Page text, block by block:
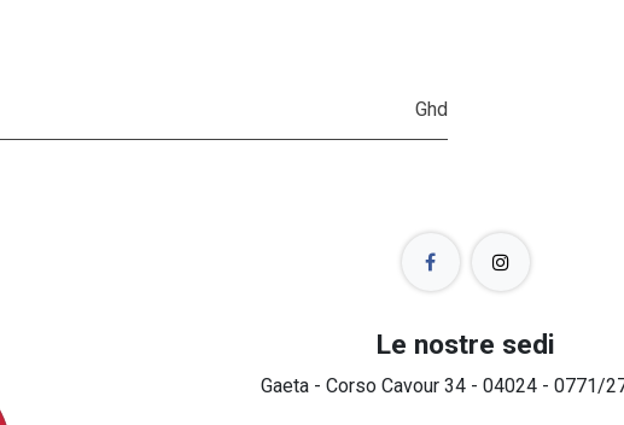
Ghd
Le nostre sedi
Gaeta - Corso Cavour 34 - 04024 - 0771/